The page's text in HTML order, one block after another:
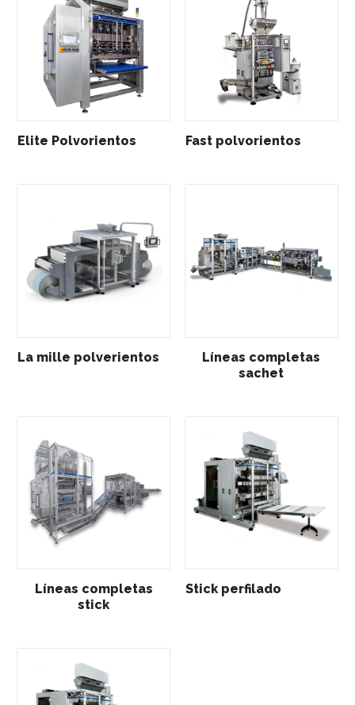
Elite Polvorientos Fast polvorientos
La mille polverientos
Líneas completas
sachet
Líneas completas
stick
Stick perfilado